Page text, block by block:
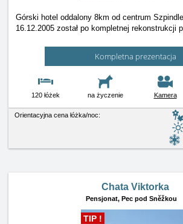
Górski hotel oddalony 8km od centrum
16.12.2005 został po kompletnej rekonstrukcji
Kompletna prezentacja
120 łóżek na życzenie Kamera
Orientacyjna cena łóżka/noc:
Chata Viktorka
Pensjonat, Pec pod Sněžkou
TIP !